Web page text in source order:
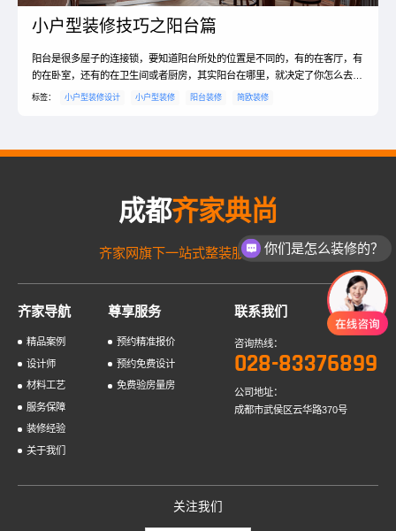
小户型装修技巧之阳台篇
阳台是很多屋子的连接锁，要知道阳台所处的位置是不同的，有的在客厅，有
的在卧室，还有的在卫生间或者厨房，其实阳台在哪里，就决定了你怎么去装
修设计，但是大部分在设计阳台的时候都会选择简约的风格，下面就是小编对
标签： 小户型装修设计 小户型装修 阳台装修 简欧装修
成都齐家典尚
齐家网旗下一站式整装服务品牌！
齐家导航
精品案例
设计师
材料工艺
服务保障
装修经验
关于我们
尊享服务
预约精准报价
预约免费设计
免费验房量房
联系我们
咨询热线：
028-83376899
公司地址：
成都市武侯区云华路370号
关注我们
你们是怎么装修的？